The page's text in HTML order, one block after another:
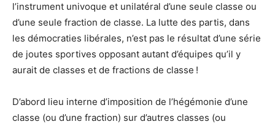
l’instrument univoque et unilatéral d’une seule classe ou
d’une seule fraction de classe. La lutte des partis, dans
les démocraties libérales, n’est pas le résultat d’une série
de joutes sportives opposant autant d’équipes qu’il y
aurait de classes et de fractions de classe !
D’abord lieu interne d’imposition de l’hégémonie d’une
classe (ou d’une fraction) sur d’autres classes (ou